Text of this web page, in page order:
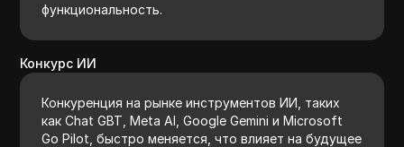
функциональность.
Конкурс ИИ
Конкуренция на рынке инструментов ИИ, таких
как Chat GBT, Meta AI, Google Gemini и Microsoft
Go Pilot, быстро меняется, что влияет на будущее